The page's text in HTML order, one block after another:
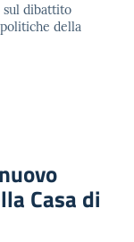
sul dibattito
della
Casa di